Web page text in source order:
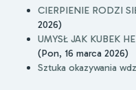
CIERPIENIE RODZI
2026)
UMYSŁ JAK KUBEK
(Pon, 16 marca 2026)
Sztuka okazywania